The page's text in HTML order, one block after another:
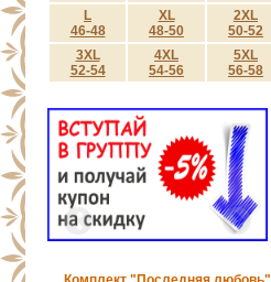
L
46-48
XL
48-50
2XL
50-52
3XL
52-54
4XL
54-56
5XL
56-58